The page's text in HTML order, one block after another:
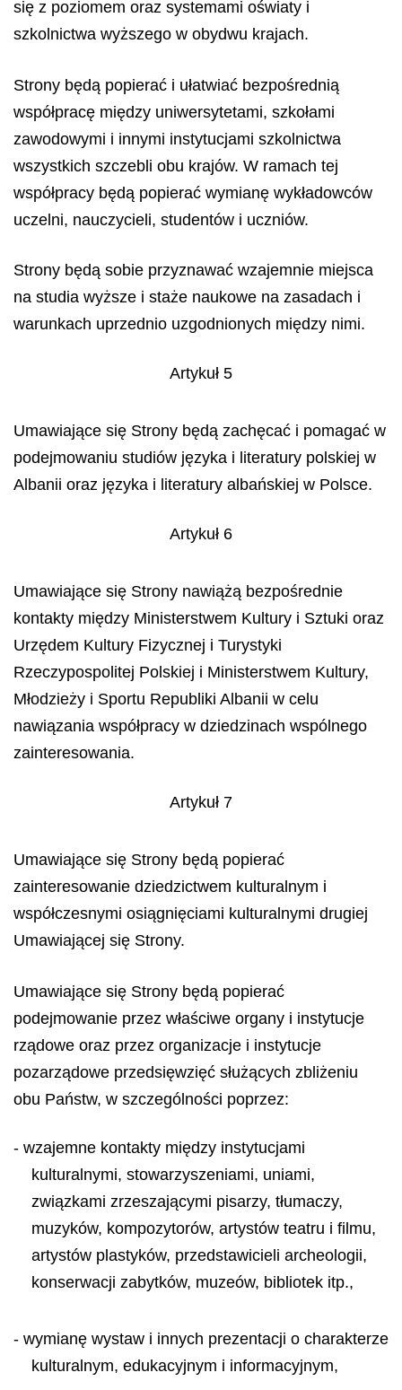
się z poziomem oraz systemami oświaty i
szkolnictwa wyższego w obydwu krajach.
Strony będą popierać i ułatwiać bezpośrednią
współpracę między uniwersytetami, szkołami
zawodowymi i innymi instytucjami szkolnictwa
wszystkich szczebli obu krajów. W ramach tej
współpracy będą popierać wymianę wykładowców
uczelni, nauczycieli, studentów i uczniów.
Strony będą sobie przyznawać wzajemnie miejsca
na studia wyższe i staże naukowe na zasadach i
warunkach uprzednio uzgodnionych między nimi.
Artykuł 5
Umawiające się Strony będą zachęcać i pomagać w
podejmowaniu studiów języka i literatury polskiej w
Albanii oraz języka i literatury albańskiej w Polsce.
Artykuł 6
Umawiające się Strony nawiążą bezpośrednie
kontakty między Ministerstwem Kultury i Sztuki oraz
Urzędem Kultury Fizycznej i Turystyki
Rzeczypospolitej Polskiej i Ministerstwem Kultury,
Młodzieży i Sportu Republiki Albanii w celu
nawiązania współpracy w dziedzinach wspólnego
zainteresowania.
Artykuł 7
Umawiające się Strony będą popierać
zainteresowanie dziedzictwem kulturalnym i
współczesnymi osiągnięciami kulturalnymi drugiej
Umawiającej się Strony.
Umawiające się Strony będą popierać
podejmowanie przez właściwe organy i instytucje
rządowe oraz przez organizacje i instytucje
pozarządowe przedsięwzięć służących zbliżeniu
obu Państw, w szczególności poprzez:
- wzajemne kontakty między instytucjami
kulturalnymi, stowarzyszeniami, uniami,
związkami zrzeszającymi pisarzy, tłumaczy,
muzyków, kompozytorów, artystów teatru i filmu,
artystów plastyków, przedstawicieli archeologii,
konserwacji zabytków, muzeów, bibliotek itp.,
- wymianę wystaw i innych prezentacji o charakterze
kulturalnym, edukacyjnym i informacyjnym,